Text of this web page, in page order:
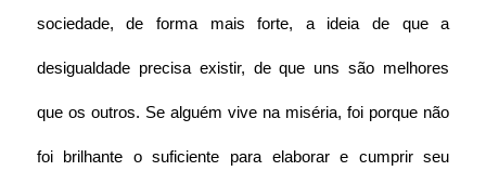
sociedade, de forma mais forte, a ideia de que a
desigualdade precisa existir, de que uns são melhores
que os outros. Se alguém vive na miséria, foi porque não
foi brilhante o suficiente para elaborar e cumprir seu